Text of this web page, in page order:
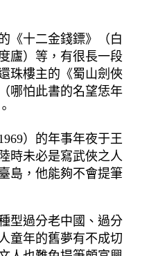
《十二金錢鏢》（白
廬）等，有很長一段
珠樓主的《蜀山劍俠
哪怕此書的名望恁年
）的年事年夜于王
時未必是寫武俠之人
島，他能夠不會提筆
型過分老中國、過分
童年的舊夢有不成切